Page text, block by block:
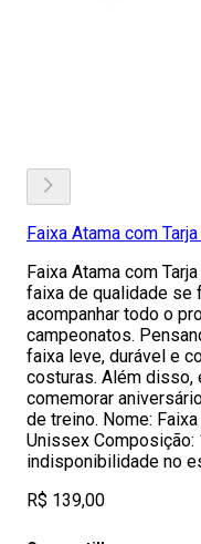
Faixa Atama com
Faixa Atama com
faixa de qualidade se
acompanhar todo o
campeonatos.
faixa leve, durável e
costuras. Além disso,
comemorar
de treino. Nome:
Unissex Composição:
indisponibilidade no
R$ 139,00